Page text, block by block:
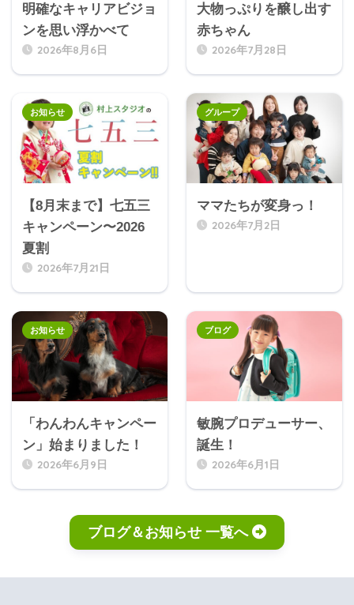
明確なキャリアビジョ
ンを思い浮かべて
2026年8月6日
大物っぷりを醸し出す
赤ちゃん
2026年7月28日
【8月末まで】七五三
キャンペーン〜2026
夏割
2026年7月21日
お知らせ
ママたちが変身っ！
2026年7月2日
グループ
「わんわんキャンペー
ン」始まりました！
2026年6月9日
お知らせ
敏腕プロデューサー、
誕生！
2026年6月1日
ブログ
ブログ＆お知らせ 一覧へ